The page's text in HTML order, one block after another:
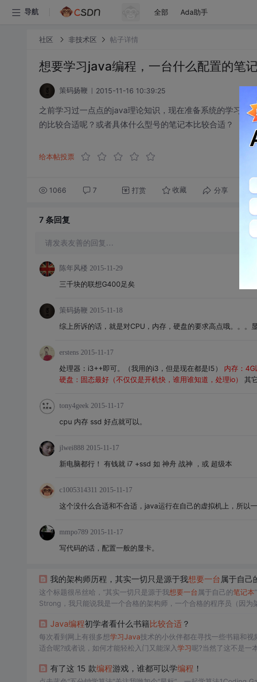
导航 全部 Ada助手
社区 非技术区 帖子详情
想要学习java编程，一台什么配置的笔
策码扬鞭 2015-11-16 10:39:25
之前学习过一点点的java理论知识，现在准备系统的学习一
的比较合适呢？或者具体什么型号的笔记本比较合适？
给本帖投票
1066 7 打赏 收藏 分享
7 条回复
请发表友善的回复…
陈年风楼 2015-11-29
三千块的联想G400足矣
策码扬鞭 2015-11-18
综上所诉的话，就是对CPU，内存，硬盘的要求高点哦。。。
erstens 2015-11-17
处理器：i3++即可。（我用的i3，但是现在都是I5） 内存：4G
硬盘：固态最好（不仅仅是开机快，谁用谁知道，处理io）
其
tony4geek 2015-11-17
cpu 内存 ssd 好点就可以。
jlwei888 2015-11-17
新电脑都行！ 有钱就 i7 +ssd 如 神舟 战神 ，或 超级本
c1005314311 2015-11-17
这个没什么合适和不合适，java运行在自己的虚拟机上，所以
mmpo789 2015-11-17
写代码的话，配置一般的显卡。
我的架构师历程，其实一切只是源于我想要一台 属于自己
这个标题很吊丝哈，“其实一切只是源于我想要一台属于自己的笔记本
Strong，我只能说我是一个合格的架构师，一个合格的程序员（因
代知识分子家庭看不起的
Java编程初学者看什么书籍比较合适 ？
每次看到网上有很多想学习Java技术的小伙伴都在寻找一些书籍和视
适合呢?或者说，如何才能轻松入门又能深入学习呢?当然了这不是一
有了这 15 款编程游戏，谁都可以学编程 ！